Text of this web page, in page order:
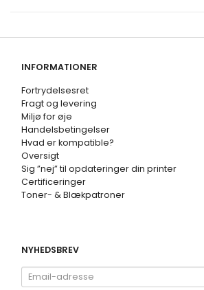
INFORMATIONER
Fortrydelsesret
Fragt og levering
Miljø for øje
Handelsbetingelser
Hvad er kompatible?
Oversigt
Sig ”nej” til opdateringer din printer
Certificeringer
Toner- & Blækpatroner
NYHEDSBREV
Email-
adresse